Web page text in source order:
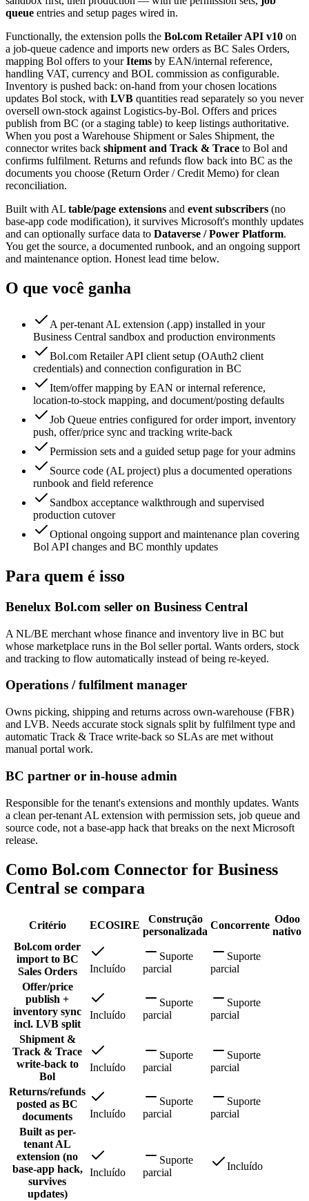
queue entries and setup pages wired in.
Functionally, the extension polls the Bol.com Retailer API v10 on
a job-queue cadence and imports new orders as BC Sales Orders,
mapping Bol offers to yourItems by EAN/internal reference,
handling VAT, currency and BOL commission as configurable.
Inventory is pushed back: on-hand from your chosen locations
updates Bol stock, with LVB quantities read separately so you never
oversell own-stock against Logistics-by-Bol. Offers and prices
publish from BC (or a staging table) to keep listings authoritative.
When you post a Warehouse Shipment or Sales Shipment, the
connector writes back shipment and Track & Trace to Bol and
confirms fulfilment. Returns and refunds flow back into BC as the
documents you choose (Return Order / Credit Memo) for clean
reconciliation.
Built with AL table/page extensions and event subscribers (no
base-app code modification), it survives Microsoft's monthly updates
and can optionally surface data to Dataverse / Power Platform.
You get the source, a documented runbook, and an ongoing support
and maintenance option. Honest lead time below.
O que você ganha
A per-tenant AL extension (.app) installed in your
Business Central sandbox and production environments
Bol.com Retailer API client setup (OAuth2 client
credentials) and connection configuration in BC
Item/offer mapping by EAN or internal reference,
location-to-stock mapping, and document/posting defaults
Job Queue entries configured for order import, inventory
push, offer/price sync and tracking write-back
Permission sets and a guided setup page for your admins
Source code (AL project) plus a documented operations
runbook and field reference
Sandbox acceptance walkthrough and supervised
production cutover
Optional ongoing support and maintenance plan covering
Bol API changes and BC monthly updates
Para quem é isso
Benelux Bol.com seller on Business Central
A NL/BE merchant whose finance and inventory live in BC but
whose marketplace runs in the Bol seller portal. Wants orders, stock
and tracking to flow automatically instead of being re-keyed.
Operations / fulfilment manager
Owns picking, shipping and returns across own-warehouse (FBR)
and LVB. Needs accurate stock signals split by fulfilment type and
automatic Track & Trace write-back so SLAs are met without
manual portal work.
BC partner or in-house admin
Responsible for the tenant's extensions and monthly updates. Wants
a clean per-tenant AL extension with permission sets, job queue and
source code, not a base-app hack that breaks on the next Microsoft
release.
Como Bol.com Connector for Business
Central se compara
Critério ECOSIRE
Construção
personalizada
Concorrente
Odoo
nativo
Bol.com order
import to BC
Sales Orders
Incluído
Suporte
parcial
Suporte
parcial
Offer/price
publish +
inventory sync
incl. LVB split
Incluído
Suporte
parcial
Suporte
parcial
Shipment &
Track & Trace
write-back to
Bol
Incluído
Suporte
parcial
Suporte
parcial
Returns/refunds
posted as BC
documents
Incluído
Suporte
parcial
Suporte
parcial
Built as per-
tenant AL
extension (no
base-app hack,
survives
updates)
Incluído
Suporte
parcial
Incluído